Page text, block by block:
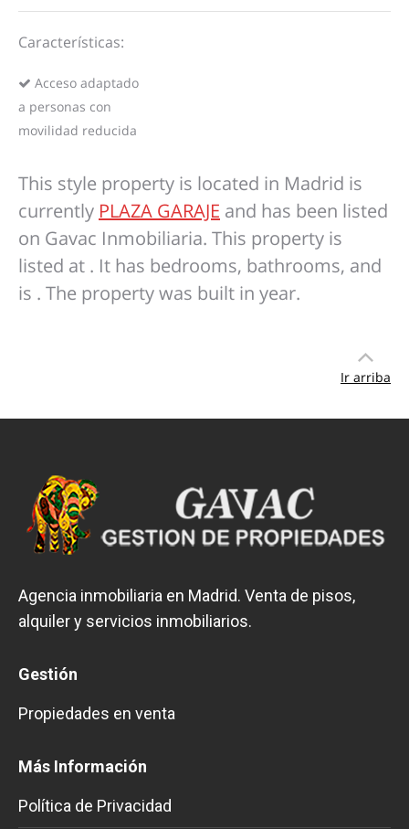
Características:
Acceso adaptado
a personas con
movilidad reducida
This style property is located in Madrid is
currently PLAZA GARAJE and has been listed
on Gavac Inmobiliaria. This property is
listed at . It has bedrooms, bathrooms, and
is . The property was built in year.
Ir arriba
Agencia inmobiliaria en Madrid. Venta de pisos,
alquiler y servicios inmobiliarios.
Gestión
Propiedades en venta
Más Información
Política de Privacidad